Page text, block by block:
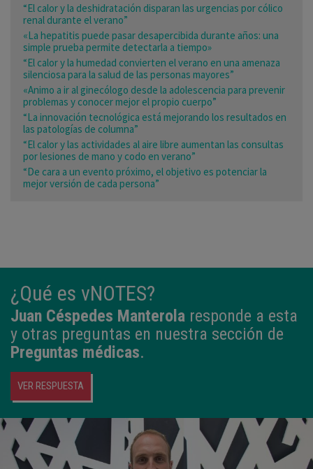
“El calor y la deshidratación disparan las urgencias por cólico
renal durante el verano”
«La hepatitis puede pasar desapercibida durante años: una
simple prueba permite detectarla a tiempo»
“El calor y la humedad convierten el verano en una amenaza
silenciosa para la salud de las personas mayores”
«Animo a ir al ginecólogo desde la adolescencia para prevenir
problemas y conocer mejor el propio cuerpo”
“La innovación tecnológica está mejorando los resultados en
las patologías de columna”
“El calor y las actividades al aire libre aumentan las consultas
por lesiones de mano y codo en verano”
“De cara a un evento próximo, el objetivo es potenciar la
mejor versión de cada persona”
¿Qué es vNOTES?
Juan Céspedes Manterola responde a esta
y otras preguntas en nuestra sección de
Preguntas médicas.
VER RESPUESTA